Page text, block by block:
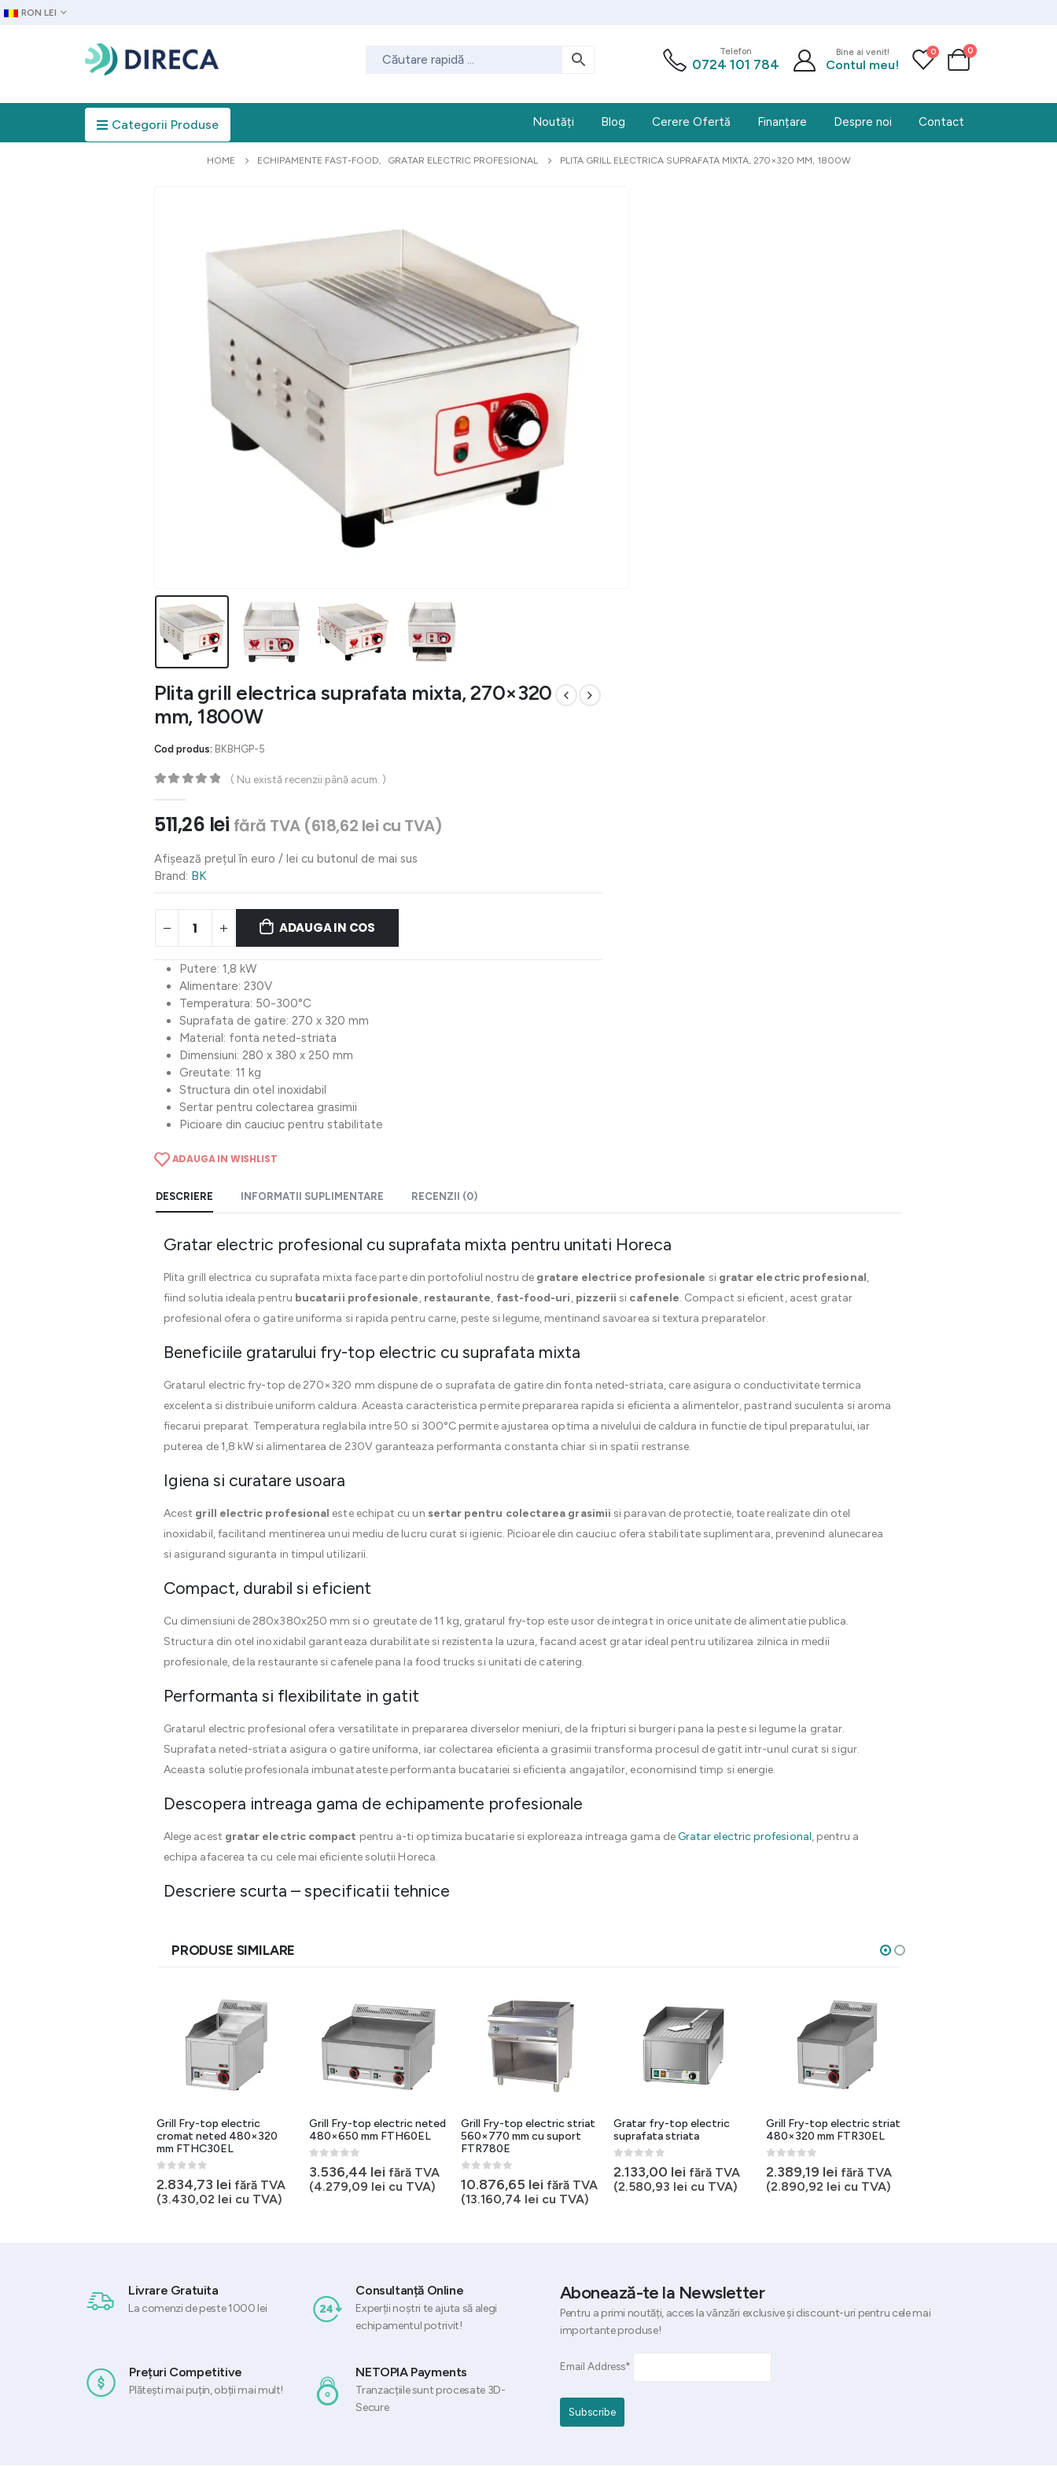
RON LEI
Telefon
0724 101 784
Bine ai venit!
Contul meu!
0 0
Categorii Produse Noutăți Blog Cerere Ofertă Finanțare Despre noi Contact
HOME ECHIPAMENTE FAST-FOOD, GRATAR ELECTRIC PROFESIONAL PLITA GRILL ELECTRICA SUPRAFATA MIXTA, 270×320 MM, 1800W
Plita grill electrica suprafata mixta, 270×320
mm, 1800W
Cod produs: BKBHGP-5
( Nu există recenzii până acum. )
511,26 lei fără TVA (618,62 lei cu TVA)
Afișează prețul în euro / lei cu butonul de mai sus
Brand: BK
ADAUGA IN COS
Putere: 1,8 kW
Alimentare: 230V
Temperatura: 50-300°C
Suprafata de gatire: 270 x 320 mm
Material: fonta neted-striata
Dimensiuni: 280 x 380 x 250 mm
Greutate: 11 kg
Structura din otel inoxidabil
Sertar pentru colectarea grasimii
Picioare din cauciuc pentru stabilitate
ADAUGA IN WISHLIST
DESCRIERE INFORMATII SUPLIMENTARE RECENZII (0)
Gratar electric profesional cu suprafata mixta pentru unitati Horeca
Plita grill electrica cu suprafata mixta face parte din portofoliul nostru de gratare electrice profesionale si gratar electric profesional,
fiind solutia ideala pentru bucatarii profesionale, restaurante, fast-food-uri, pizzerii si cafenele. Compact si eficient, acest gratar
profesional ofera o gatire uniforma si rapida pentru carne, peste si legume, mentinand savoarea si textura preparatelor.
Beneficiile gratarului fry-top electric cu suprafata mixta
Gratarul electric fry-top de 270×320 mm dispune de o suprafata de gatire din fonta neted-striata, care asigura o conductivitate termica
excelenta si distribuie uniform caldura. Aceasta caracteristica permite prepararea rapida si eficienta a alimentelor, pastrand suculenta si aroma
fiecarui preparat. Temperatura reglabila intre 50 si 300°C permite ajustarea optima a nivelului de caldura in functie de tipul preparatului, iar
puterea de 1,8 kW si alimentarea de 230V garanteaza performanta constanta chiar si in spatii restranse.
Igiena si curatare usoara
Acest grill electric profesional este echipat cu un sertar pentru colectarea grasimii si paravan de protectie, toate realizate din otel
inoxidabil, facilitand mentinerea unui mediu de lucru curat si igienic. Picioarele din cauciuc ofera stabilitate suplimentara, prevenind alunecarea
si asigurand siguranta in timpul utilizarii.
Compact, durabil si eficient
Cu dimensiuni de 280x380x250 mm si o greutate de 11 kg, gratarul fry-top este usor de integrat in orice unitate de alimentatie publica.
Structura din otel inoxidabil garanteaza durabilitate si rezistenta la uzura, facand acest gratar ideal pentru utilizarea zilnica in medii
profesionale, de la restaurante si cafenele pana la food trucks si unitati de catering.
Performanta si flexibilitate in gatit
Gratarul electric profesional ofera versatilitate in prepararea diverselor meniuri, de la fripturi si burgeri pana la peste si legume la gratar.
Suprafata neted-striata asigura o gatire uniforma, iar colectarea eficienta a grasimii transforma procesul de gatit intr-unul curat si sigur.
Aceasta solutie profesionala imbunatateste performanta bucatariei si eficienta angajatilor, economisind timp si energie.
Descopera intreaga gama de echipamente profesionale
Alege acest gratar electric compact pentru a-ti optimiza bucatarie si exploreaza intreaga gama deGratar electric profesional, pentru a
echipa afacerea ta cu cele mai eficiente solutii Horeca.
Descriere scurta – specificatii tehnice
PRODUSE SIMILARE
Grill Fry-top electric
cromat neted 480×320
mm FTHC30EL
0out of 5
2.834,73 lei fără TVA
(3.430,02 lei cu TVA)
Grill Fry-top electric neted
480×650 mm FTH60EL
0out of 5
3.536,44 lei fără TVA
(4.279,09 lei cu TVA)
Grill Fry-top electric striat
560×770 mm cu suport
FTR780E
0 out of 5
10.876,65 lei fără TVA
(13.160,74 lei cu TVA)
Gratar fry-top electric
suprafata striata
0out of 5
2.133,00 lei fără TVA
(2.580,93 lei cu TVA)
Grill Fry-top electric striat
480×320 mm FTR30EL
0out of 5
2.389,19 lei fără TVA
(2.890,92 lei cu TVA)
Livrare Gratuita
La comenzi de peste 1000 lei
Consultanță Online
Experții noștri te ajuta să alegi
echipamentul potrivit!
Prețuri Competitive
Plătești mai puțin, obții mai mult!
NETOPIA Payments
Tranzacțiile sunt procesate 3D-
Secure
Abonează-te la Newsletter
Pentru a primi noutăți, acces la vânzări exclusive și discount-uri pentru cele mai
importante produse!
Email Address*